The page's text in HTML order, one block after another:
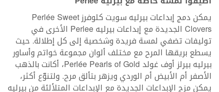
يمكن دمج إبداعات بيرليه سويت كلوفرز Perlée Sweet
Clovers الجديدة مع إبداعات بيرليه Perlee الأخرى في
توليفات تضفي لمسة فريدة وشخصية إلى كل إطلالة. حيث
يسطع بريقها المرح مع مختلف ألوان مجموعة خواتم وأساور
بيرليه بيرلز أوف غولد Perlée Pearls of Gold، أكانت بالذهب
الأصفر أم الأبيض أم الوردي ويزهر بتألق مرح. ولتنوّع أكثر،
يمكن مزج الإبداعات الجديدة مع الإبداعات المتلألئة من بيرليه